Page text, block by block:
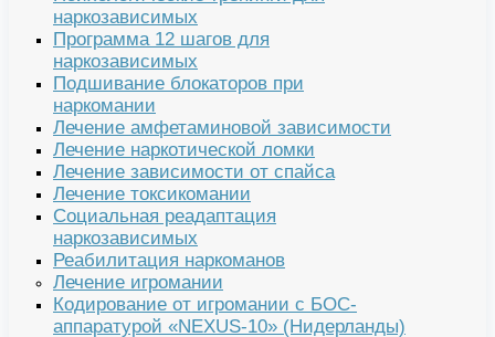
наркозависимых
Программа 12 шагов для
наркозависимых
Подшивание блокаторов при
наркомании
Лечение амфетаминовой зависимости
Лечение наркотической ломки
Лечение зависимости от спайса
Лечение токсикомании
Социальная реадаптация
наркозависимых
Реабилитация наркоманов
Лечение игромании
Кодирование от игромании с БОС-
аппаратурой «NEXUS-10» (Нидерланды)